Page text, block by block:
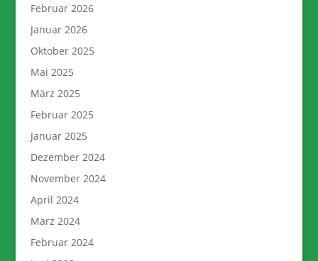
Februar 2026
Januar 2026
Oktober 2025
Mai 2025
März 2025
Februar 2025
Januar 2025
Dezember 2024
November 2024
April 2024
März 2024
Februar 2024